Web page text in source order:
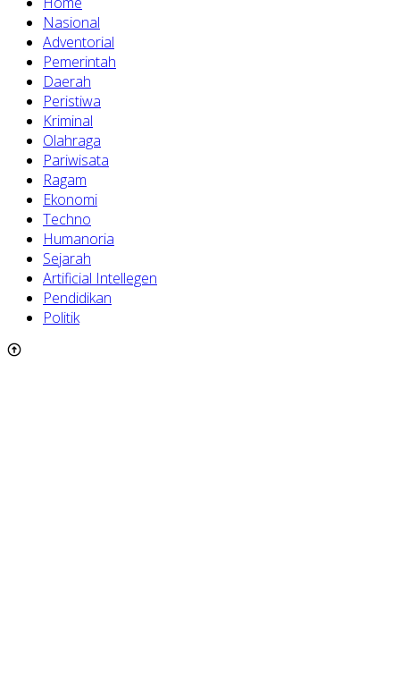
Nasional
Adventorial
Pemerintah
Daerah
Peristiwa
Kriminal
Olahraga
Pariwisata
Ragam
Ekonomi
Techno
Humanoria
Sejarah
Artificial Intellegen
Pendidikan
Politik